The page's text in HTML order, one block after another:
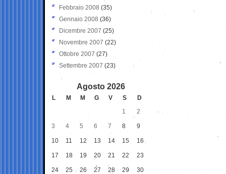
Febbraio 2008 (35)
Gennaio 2008 (36)
Dicembre 2007 (25)
Novembre 2007 (22)
Ottobre 2007 (27)
Settembre 2007 (23)
Agosto 2026
L M M G V S
D
1
2
3 4 5 6 7 8 9
10 11 12 13 14 15 16
17 18 19 20 21 22 23
24 25 26 27 28 29 30